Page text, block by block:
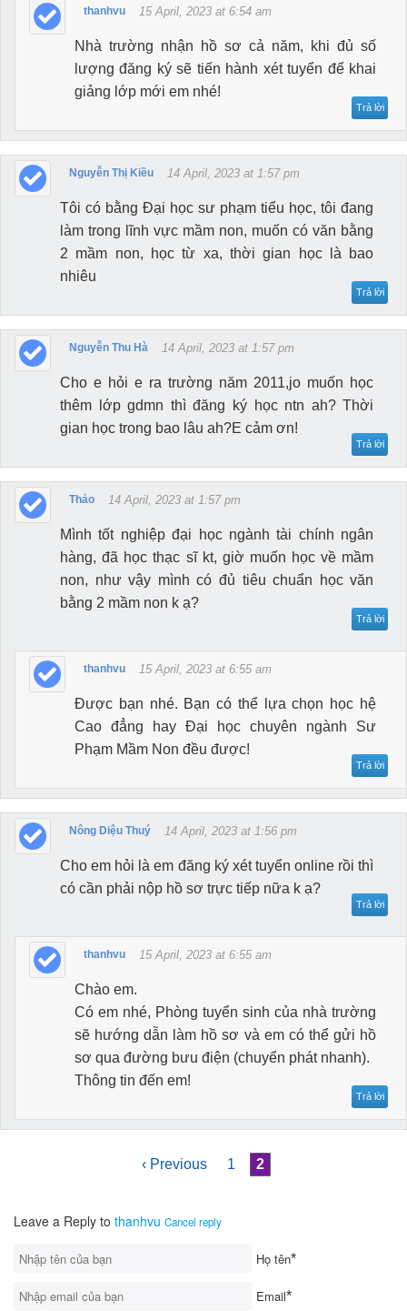
thanhvu 15 April, 2023 at 6:54 am
Nhà trường nhận hồ sơ cả năm, khi đủ số
lượng đăng ký sẽ tiến hành xét tuyển để khai
giảng lớp mới em nhé!
Trả lời
Nguyễn Thị Kiều 14 April, 2023 at 1:57 pm
Tôi có bằng Đại học sư phạm tiểu học, tôi đang
làm trong lĩnh vực mầm non, muốn có văn bằng
2 mầm non, học từ xa, thời gian học là bao
nhiêu
Trả lời
Nguyễn Thu Hà 14 April, 2023 at 1:57 pm
Cho e hỏi e ra trường năm 2011,jo muốn học
thêm lớp gdmn thì đăng ký học ntn ah? Thời
gian học trong bao lâu ah?E cảm ơn!
Trả lời
Thảo 14 April, 2023 at 1:57 pm
Mình tốt nghiệp đại học ngành tài chính ngân
hàng, đã học thạc sĩ kt, giờ muốn học về mầm
non, như vậy mình có đủ tiêu chuẩn học văn
bằng 2 mầm non k ạ?
Trả lời
thanhvu 15 April, 2023 at 6:55 am
Được bạn nhé. Bạn có thể lựa chọn học hệ
Cao đẳng hay Đại học chuyên ngành Sư
Phạm Mầm Non đều được!
Trả lời
Nông Diệu Thuý 14 April, 2023 at 1:56 pm
Cho em hỏi là em đăng ký xét tuyển online rồi thì
có cần phải nộp hồ sơ trực tiếp nữa k ạ?
Trả lời
thanhvu 15 April, 2023 at 6:55 am
Chào em.
Có em nhé, Phòng tuyển sinh của nhà trường
sẽ hướng dẫn làm hồ sơ và em có thể gửi hồ
sơ qua đường bưu điện (chuyển phát nhanh).
Thông tin đến em!
Trả lời
‹ Previous 1 2
Leave a Reply to thanhvu Cancel reply
Họ tên*
Email*